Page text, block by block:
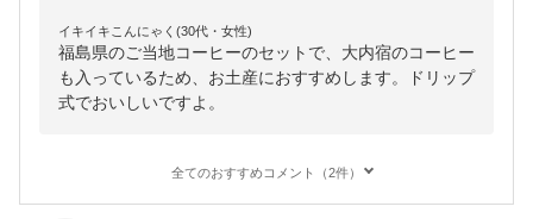
イキイキこんにゃく(30代・女性)
福島県のご当地コーヒーのセットで、大内宿のコーヒー
も入っているため、お土産におすすめします。ドリップ
式でおいしいですよ。
全てのおすすめコメント（2件）